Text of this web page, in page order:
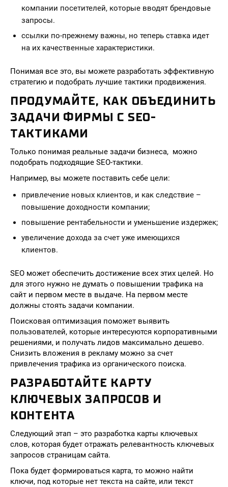
компании посетителей, которые вводят брендовые
запросы.
ссылки по-прежнему важны, но теперь ставка идет
на их качественные характеристики.
Понимая все это, вы можете разработать эффективную
стратегию и подобрать лучшие тактики продвижения.
ПРОДУМАЙТЕ, КАК ОБЪЕДИНИТЬ
ЗАДАЧИ ФИРМЫ С SEO-
ТАКТИКАМИ
Только понимая реальные задачи бизнеса, можно
подобрать подходящие SEO-тактики.
Например, вы можете поставить себе цели:
привлечение новых клиентов, и как следствие –
повышение доходности компании;
повышение рентабельности и уменьшение издержек;
увеличение дохода за счет уже имеющихся
клиентов.
SEO может обеспечить достижение всех этих целей. Но
для этого нужно не думать о повышении трафика на
сайт и первом месте в выдаче. На первом месте
должны стоять задачи компании.
Поисковая оптимизация поможет выявить
пользователей, которые интересуются корпоративными
решениями, и получать лидов максимально дешево.
Снизить вложения в рекламу можно за счет
привлечения трафика из органического поиска.
РАЗРАБОТАЙТЕ КАРТУ
КЛЮЧЕВЫХ ЗАПРОСОВ И
КОНТЕНТА
Следующий этап – это разработка карты ключевых
слов, которая будет отражать релевантность ключевых
запросов страницам сайта.
Пока будет формироваться карта, то можно найти
ключи, под которые нет текста на сайте, или текст